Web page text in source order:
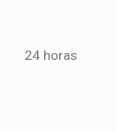
24 horas